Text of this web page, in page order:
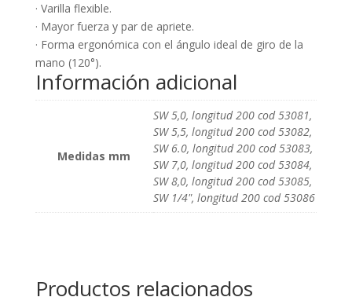
· Varilla flexible.
· Mayor fuerza y par de apriete.
· Forma ergonómica con el ángulo ideal de giro de la
mano (120°).
Información adicional
Medidas mm
SW 5,0, longitud 200 cod 53081,
SW 5,5, longitud 200 cod 53082,
SW 6.0, longitud 200 cod 53083,
SW 7,0, longitud 200 cod 53084,
SW 8,0, longitud 200 cod 53085,
SW 1/4", longitud 200 cod 53086
Productos relacionados